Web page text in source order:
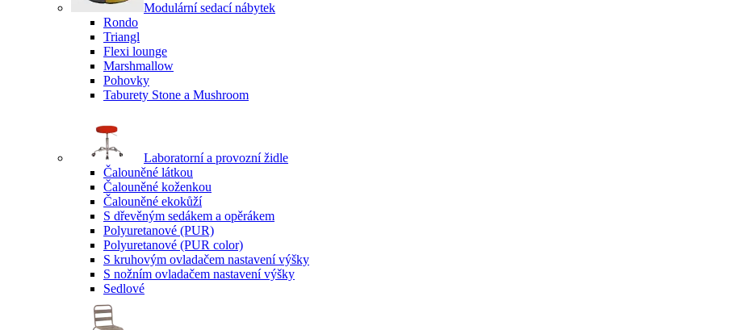
Modulární sedací nábytek
Rondo
Triangl
Flexi lounge
Marshmallow
Pohovky
Taburety Stone a Mushroom
Laboratorní a provozní židle
Čalouněné látkou
Čalouněné koženkou
Čalouněné ekokůží
S dřevěným sedákem a opěrákem
Polyuretanové (PUR)
Polyuretanové (PUR color)
S kruhovým ovladačem nastavení výšky
S nožním ovladačem nastavení výšky
Sedlové